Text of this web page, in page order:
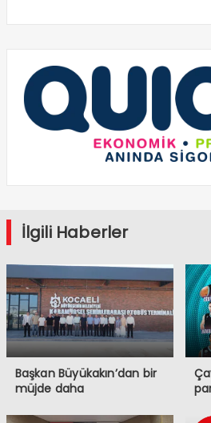
İlgili Haberler
Başkan Büyükakın’dan bir
müjde daha